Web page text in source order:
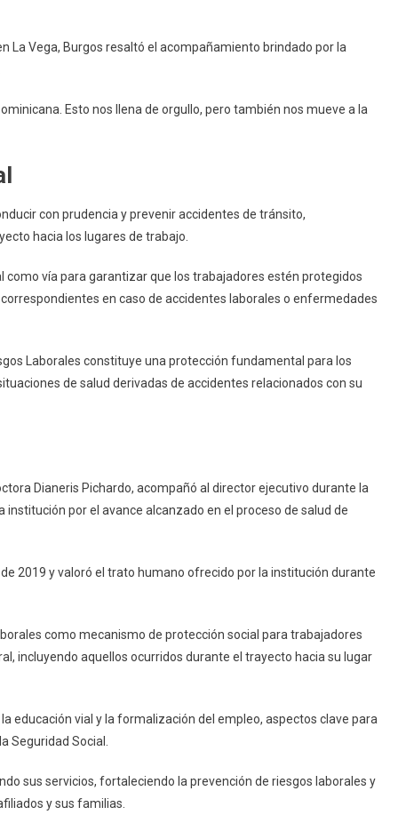
La Vega, Burgos resaltó el acompañamiento brindado por la
Esto nos llena de orgullo, pero también nos mueve a la
con prudencia y prevenir accidentes de tránsito,
hacia los lugares de trabajo.
vía para garantizar que los trabajadores estén protegidos
en caso de accidentes laborales o enfermedades
Laborales constituye una protección fundamental para los
de salud derivadas de accidentes relacionados con su
Dianeris Pichardo, acompañó al director ejecutivo durante la
por el avance alcanzado en el proceso de salud de
2019 y valoró el trato humano ofrecido por la institución durante
como mecanismo de protección social para trabajadores
incluyendo aquellos ocurridos durante el trayecto hacia su lugar
educación vial y la formalización del empleo, aspectos clave para
Seguridad Social.
sus servicios, fortaleciendo la prevención de riesgos laborales y
y sus familias.